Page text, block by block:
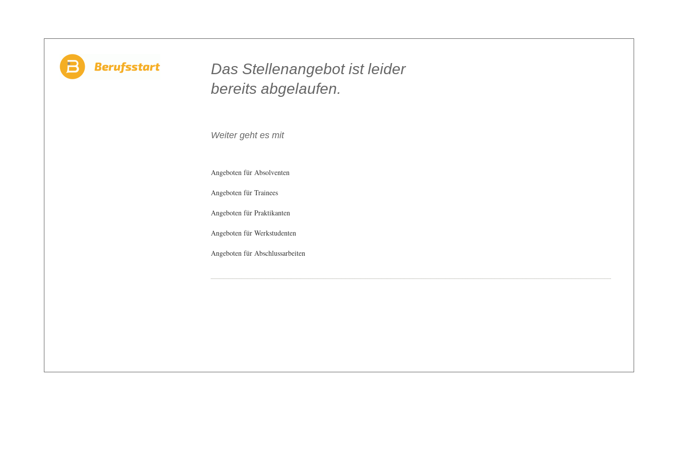
Das Stellenangebot ist leider
bereits abgelaufen.
Weiter geht es mit
Angeboten für Absolventen
Angeboten für Trainees
Angeboten für Praktikanten
Angeboten für Werkstudenten
Angeboten für Abschlussarbeiten